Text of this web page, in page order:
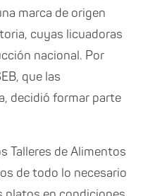
marca de origen
cuyas licuadoras
nacional. Por
que las
decidió formar parte
Talleres de Alimentos
de todo lo necesario